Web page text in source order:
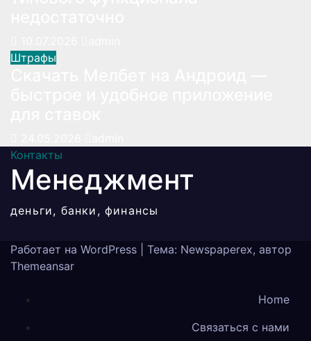
Штрафы
Контакты
Менеджмент
деньги, банки, финансы
Работает на WordPress
Тема: Newspaperex, автор
Themeansar
Home
Связаться с нами